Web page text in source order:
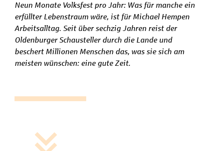
Neun Monate Volksfest pro Jahr: Was für manche ein
erfüllter Lebenstraum wäre, ist für Michael Hempen
Arbeitsalltag. Seit über sechzig Jahren reist der
Oldenburger Schausteller durch die Lande und
beschert Millionen Menschen das, was sie sich am
meisten wünschen: eine gute Zeit.